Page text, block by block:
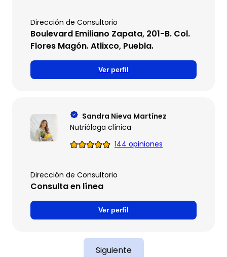
Dirección de Consultorio
Boulevard Emiliano Zapata, 201-B. Col.
Flores Magón. Atlixco, Puebla.
Ver perfil
Sandra Nieva Martínez
Nutrióloga clínica
144 opiniones
Dirección de Consultorio
Consulta en línea
Ver perfil
Siguiente